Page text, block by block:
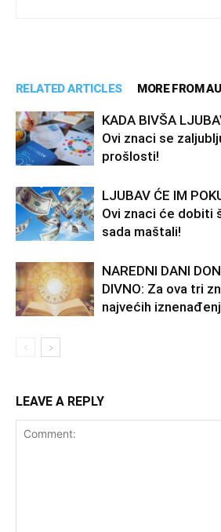
RELATED ARTICLES MORE FROM
KADA BIVŠA
Ovi znaci se
prošlosti!
LJUBAV ĆE IM
Ovi znaci će dobiti
sada maštali!
NAREDNI DANI
DIVNO: Za ova tri
najvećih
LEAVE A REPLY